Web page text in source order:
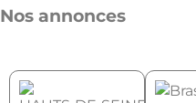
Nos annonces